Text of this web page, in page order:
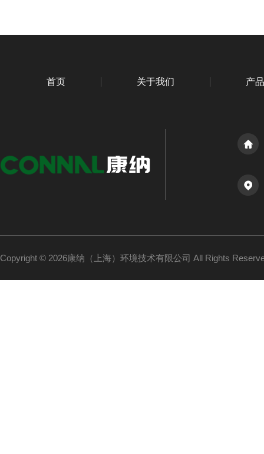
首页 关于我们 产
Copyright © 2026康纳（上海）环境技术有限公司 All Rights